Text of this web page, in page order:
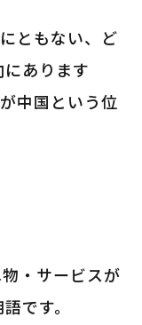
ともない、ど
あります
中国という位
・サービスが
です。